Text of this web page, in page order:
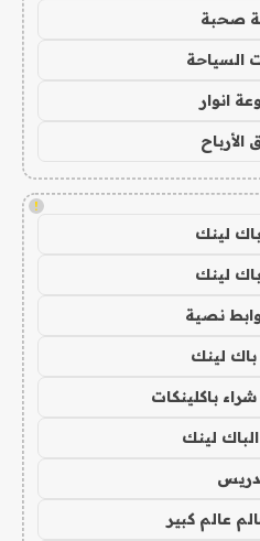
صحبة
السياحة
انوار
الأرباح
!
لينك
لينك
نصية
باك لينك
باكلينكات
الباك لينك
عالم كبير